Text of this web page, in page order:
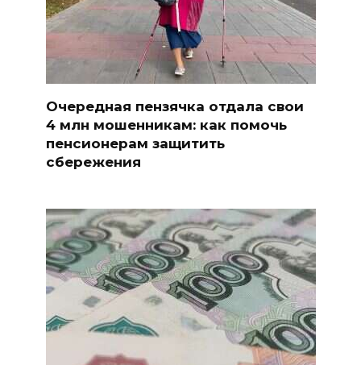
Очередная пензячка отдала свои
4 млн мошенникам: как помочь
пенсионерам защитить
сбережения